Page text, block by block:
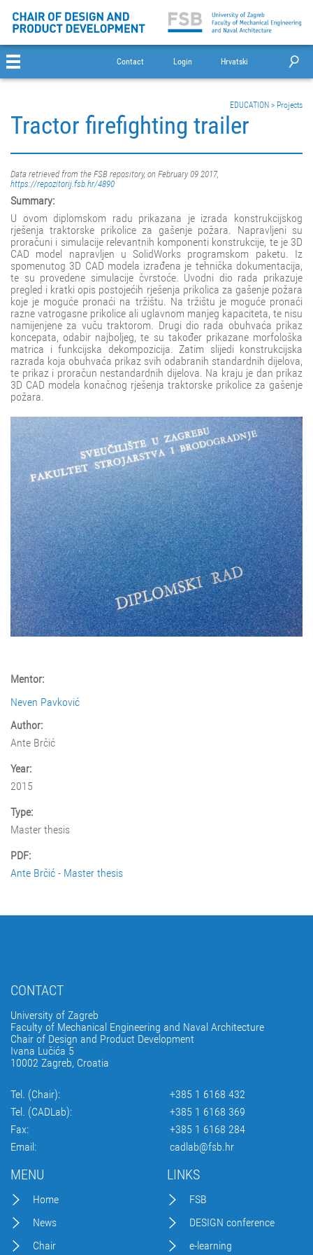
Contact Login Hrvatski
EDUCATION > Projects
Tractor firefighting trailer
Data retrieved from the FSB repository, on February 09 2017,
https://repozitorij.fsb.hr/4890
Summary:
U ovom diplomskom radu prikazana je izrada konstrukcijskog
rješenja traktorske prikolice za gašenje požara. Napravljeni su
proračuni i simulacije relevantnih komponenti konstrukcije, te je 3D
CAD model napravljen u SolidWorks programskom paketu. Iz
spomenutog 3D CAD modela izrađena je tehnička dokumentacija,
te su provedene simulacije čvrstoće. Uvodni dio rada prikazuje
pregled i kratki opis postojećih rješenja prikolica za gašenje požara
koje je moguće pronaći na tržištu. Na tržištu je moguće pronaći
razne vatrogasne prikolice ali uglavnom manjeg kapaciteta, te nisu
namijenjene za vuču traktorom. Drugi dio rada obuhvaća prikaz
koncepata, odabir najboljeg, te su također prikazane morfološka
matrica i funkcijska dekompozicija. Zatim slijedi konstrukcijska
razrada koja obuhvaća prikaz svih odabranih standardnih dijelova,
te prikaz i proračun nestandardnih dijelova. Na kraju je dan prikaz
3D CAD modela konačnog rješenja traktorske prikolice za gašenje
požara.
Mentor:
Neven Pavković
Author:
Ante Brčić
Year:
2015
Type:
Master thesis
PDF:
Ante Brčić - Master thesis
CONTACT
University of Zagreb
Faculty of Mechanical Engineering and Naval Architecture
Chair of Design and Product Development
Ivana Lučića 5
10002 Zagreb, Croatia
Tel. (Chair):
+385 1 6168 432
Tel. (CADLab):
+385 1 6168 369
Fax:
+385 1 6168 284
Email:
cadlab@fsb.hr
MENU
Home
News
Chair
LINKS
FSB
DESIGN conference
e-learning